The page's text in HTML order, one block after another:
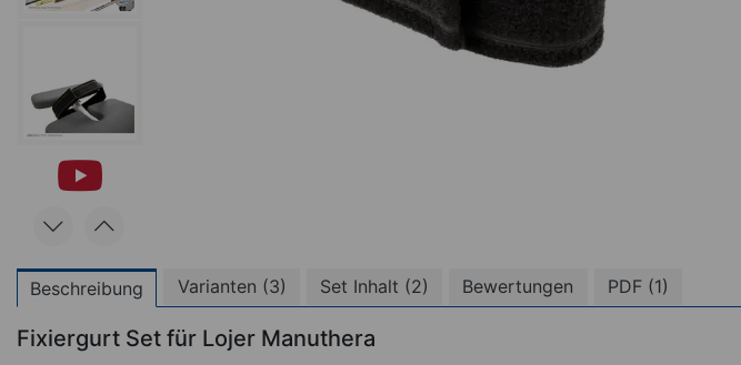
Beschreibung Varianten (3) Set Inhalt (2) Bewertungen PDF (1)
Fixiergurt Set für Lojer Manuthera